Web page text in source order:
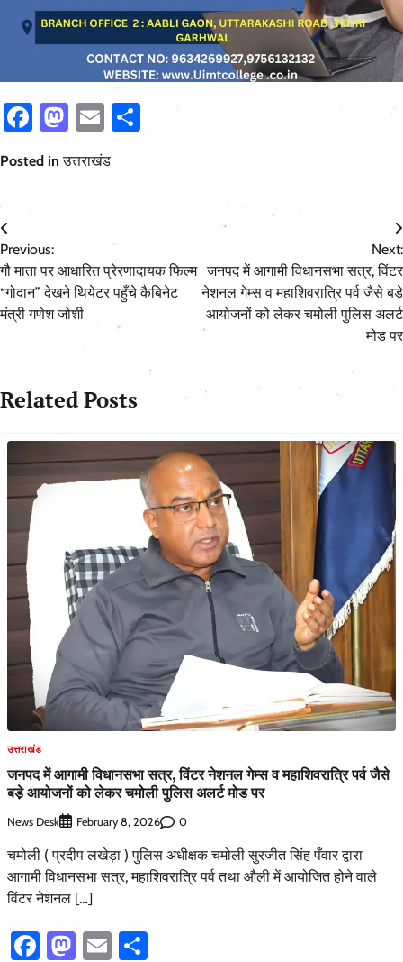
Facebook
Mastodon
EmailShare
Posted inउत्तराखंड
Post
navigation
Previous:
गौ माता पर आधारित प्रेरणादायक फिल्म
“गोदान” देखने थियेटर पहुँचे कैबिनेट
मंत्री गणेश जोशी
Next:
जनपद में आगामी विधानसभा सत्र, विंटर
नेशनल गेम्स व महाशिवरात्रि पर्व जैसे बडे़
आयोजनों को लेकर चमोली पुलिस अलर्ट
मोड पर
Related Posts
उत्तराखंड
जनपद में आगामी विधानसभा सत्र, विंटर नेशनल गेम्स व महाशिवरात्रि पर्व जैसे
बडे़ आयोजनों को लेकर चमोली पुलिस अलर्ट मोड पर
News Desk February 8, 2026 0
चमोली ( प्रदीप लखेड़ा ) पुलिस अधीक्षक चमोली सुरजीत सिंह पँवार द्वारा
आगामी विधानसभा सत्र, महाशिवरात्रि पर्व तथा औली में आयोजित होने वाले
विंटर नेशनल […]
Facebook
Mastodon
Email